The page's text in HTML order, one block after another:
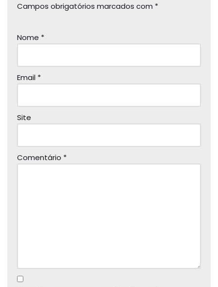
Campos obrigatórios marcados com *
Nome *
Email *
Site
Comentário *